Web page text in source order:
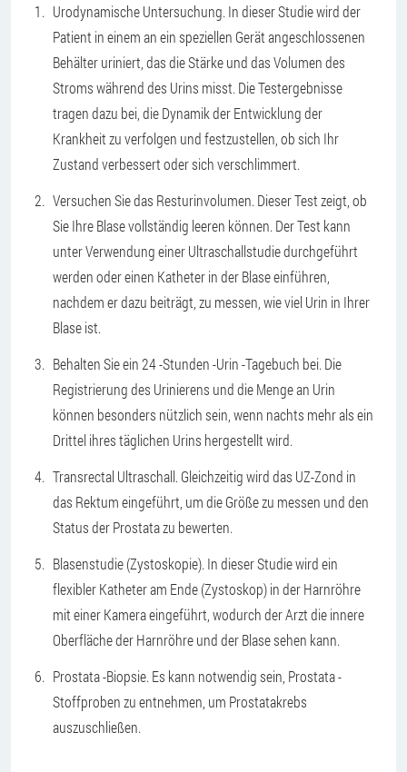
Urodynamische Untersuchung. In dieser Studie wird der
Patient in einem an ein speziellen Gerät angeschlossenen
Behälter uriniert, das die Stärke und das Volumen des
Stroms während des Urins misst. Die Testergebnisse
tragen dazu bei, die Dynamik der Entwicklung der
Krankheit zu verfolgen und festzustellen, ob sich Ihr
Zustand verbessert oder sich verschlimmert.
Versuchen Sie das Resturinvolumen. Dieser Test zeigt, ob
Sie Ihre Blase vollständig leeren können. Der Test kann
unter Verwendung einer Ultraschallstudie durchgeführt
werden oder einen Katheter in der Blase einführen,
nachdem er dazu beiträgt, zu messen, wie viel Urin in Ihrer
Blase ist.
Behalten Sie ein 24 -Stunden -Urin -Tagebuch bei. Die
Registrierung des Urinierens und die Menge an Urin
können besonders nützlich sein, wenn nachts mehr als ein
Drittel ihres täglichen Urins hergestellt wird.
Transrectal Ultraschall. Gleichzeitig wird das UZ-Zond in
das Rektum eingeführt, um die Größe zu messen und den
Status der Prostata zu bewerten.
Blasenstudie (Zystoskopie). In dieser Studie wird ein
flexibler Katheter am Ende (Zystoskop) in der Harnröhre
mit einer Kamera eingeführt, wodurch der Arzt die innere
Oberfläche der Harnröhre und der Blase sehen kann.
Prostata -Biopsie. Es kann notwendig sein, Prostata -
Stoffproben zu entnehmen, um Prostatakrebs
auszuschließen.